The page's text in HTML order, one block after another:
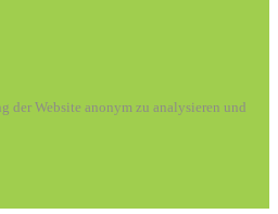
der Website anonym zu analysieren und